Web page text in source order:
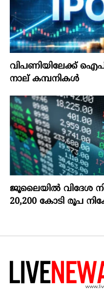
വിപണിയിലേക്ക്
നാല് കമ്പനികൾ
ജൂലൈയില്‍ വിദേശ
20,200 കോടി രൂപ